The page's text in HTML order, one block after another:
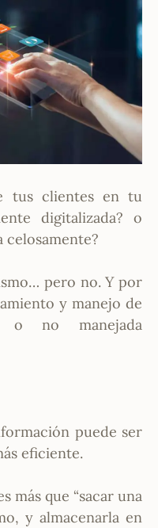
tus clientes en tu
digitalizada? o
celosamente?
pero no. Y por
y manejo de
no manejada
puede ser
eficiente.
más que “sacar una
y almacenarla en